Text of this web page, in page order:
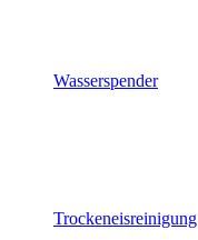
Wasserspender
Trockeneisreinigung